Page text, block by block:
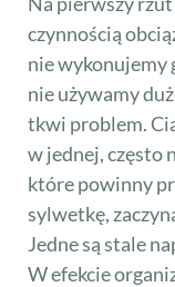
czynnością
nie wykonujemy
nie używamy
tkwi problem.
w jednej, często
które powinny
sylwetkę,
Jedne są stale
W efekcie